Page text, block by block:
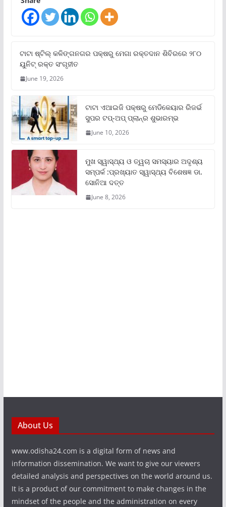
ଟାଟା ଷ୍ଟିଲ୍‌ କଳିଙ୍ଗନଗର ପକ୍ଷରୁ ମେଗା ରକ୍ତଦାନ ଶିବିରରେ ୨୮୦
ୟୁନିଟ୍‌ ରକ୍ତ ସଂଗୃହୀତ
June 19, 2026
ଟାଟା ଏଆଇଜି ପକ୍ଷରୁ ମେଡିକେୟାର ରିଜର୍ଭ
ସୁପର ଟପ୍‌-ଅପ୍ ପ୍ଲାନ୍‌ର ଶୁଭାରମ୍ଭ
June 10, 2026
ମୁଖ ସ୍ୱାସ୍ଥ୍ୟ ଓ ତ୍ୱଚା ସମସ୍ୟାର ଅଦୃଶ୍ୟ
ସମ୍ପର୍କ :ପ୍ରଖ୍ୟାତ ସ୍ୱାସ୍ଥ୍ୟ ବିଶେଷଜ୍ଞ ଡା.
ସୋନିଆ ଦତ୍ତ
June 8, 2026
About Us
www.odisha24.com is a digital form of news and
information dissemination. We want to give our viewers
detailed analysis and perspectives on the world around us.
It is a product of our commitment to make changes in the
mindset of the people and the administration on every